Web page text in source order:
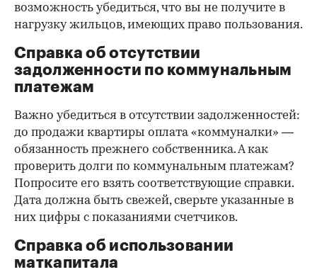
возможность убедиться, что вы не получите в
нагрузку жильцов, имеющих право пользования.
Справка об отсутствии
задолженности по коммунальным
платежам
Важно убедиться в отсутствии задолженностей:
до продажи квартиры оплата «коммуналки» —
обязанность прежнего собственника. А как
проверить долги по коммунальным платежам?
Попросите его взять соответствующие справки.
Дата должна быть свежей, сверьте указанные в
них цифры с показаниями счетчиков.
Справка об использовании
маткапитала